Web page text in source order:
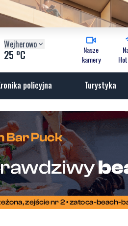
Wejherowo
25 oC
Nasze
kamery
policyjna Turystyka